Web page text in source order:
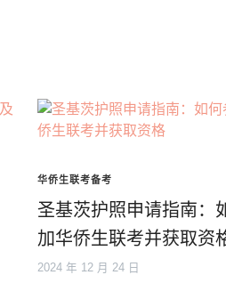
华侨生联考备考
圣基茨护照申请指南：
加华侨生联考并获取资
2024 年 12 月 24 日